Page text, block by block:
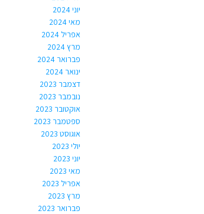
יוני 2024
מאי 2024
אפריל 2024
מרץ 2024
פברואר 2024
ינואר 2024
דצמבר 2023
נובמבר 2023
אוקטובר 2023
ספטמבר 2023
אוגוסט 2023
יולי 2023
יוני 2023
מאי 2023
אפריל 2023
מרץ 2023
פברואר 2023